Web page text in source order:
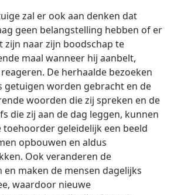
zal er ook aan denken dat
geen belangstelling hebben of er
zijn naar zijn boodschap te
maal wanneer hij aanbelt,
De herhaalde bezoeken
getuigen worden gebracht en de
woorden die zij spreken en de
die zij aan de dag leggen, kunnen
toehoorder geleidelijk een beeld
opbouwen en aldus
Ook veranderen de
maken de mensen dagelijks
waardoor nieuwe